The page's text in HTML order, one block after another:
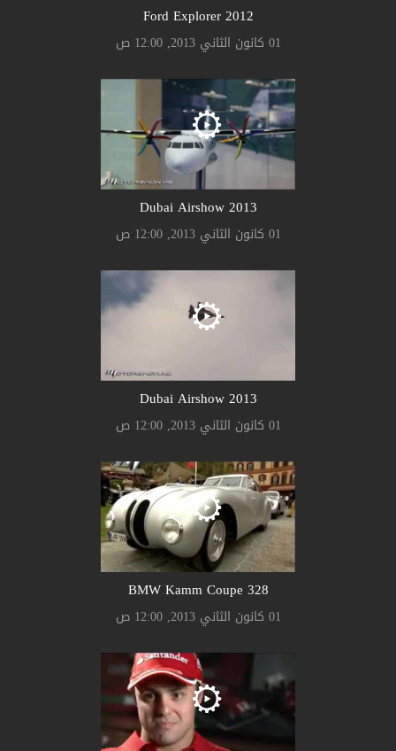
2012 Ford Explorer
01 كانون الثاني 2013, 12:00 ص
2013 Dubai Airshow
01 كانون الثاني 2013, 12:00 ص
2013 Dubai Airshow
01 كانون الثاني 2013, 12:00 ص
328 BMW Kamm Coupe
01 كانون الثاني 2013, 12:00 ص